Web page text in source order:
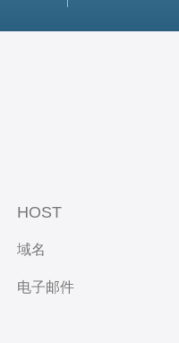
HOST
域名
电子邮件